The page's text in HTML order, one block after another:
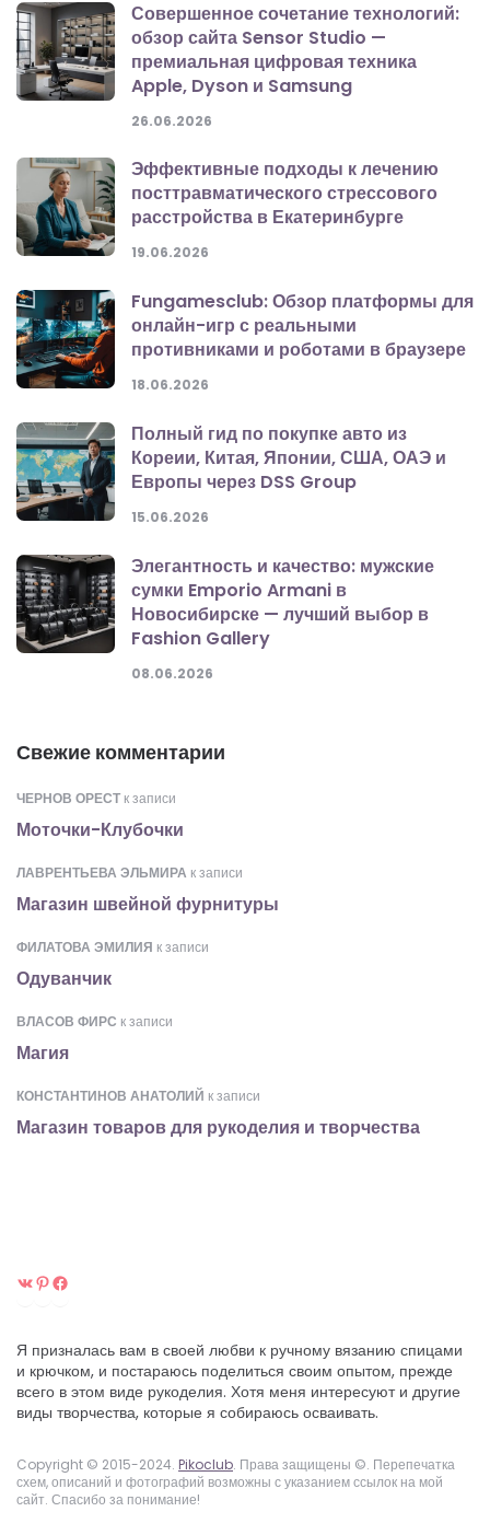
Совершенное сочетание технологий:
обзор сайта Sensor Studio —
премиальная цифровая техника
Apple, Dyson и Samsung
26.06.2026
Эффективные подходы к лечению
посттравматического стрессового
расстройства в Екатеринбурге
19.06.2026
Fungamesclub: Обзор платформы для
онлайн-игр с реальными
противниками и роботами в браузере
18.06.2026
Полный гид по покупке авто из
Кореии, Китая, Японии, США, ОАЭ и
Европы через DSS Group
15.06.2026
Элегантность и качество: мужские
сумки Emporio Armani в
Новосибирске — лучший выбор в
Fashion Gallery
08.06.2026
Свежие комментарии
ЧЕРНОВ ОРЕСТ к записи
Моточки-Клубочки
ЛАВРЕНТЬЕВА ЭЛЬМИРА к записи
Магазин швейной фурнитуры
ФИЛАТОВА ЭМИЛИЯ к записи
Одуванчик
ВЛАСОВ ФИРС к записи
Магия
КОНСТАНТИНОВ АНАТОЛИЙ к записи
Магазин товаров для рукоделия и творчества
ВКонтакте
Pinterest
Я призналась вам в своей любви к ручному вязанию спицами
и крючком, и постараюсь поделиться своим опытом, прежде
всего в этом виде рукоделия. Хотя меня интересуют и другие
виды творчества, которые я собираюсь осваивать.
Copyright © 2015-2024. Pikoclub. Права защищены ©. Перепечатка
схем, описаний и фотографий возможны с указанием ссылок на мой
сайт. Спасибо за понимание!